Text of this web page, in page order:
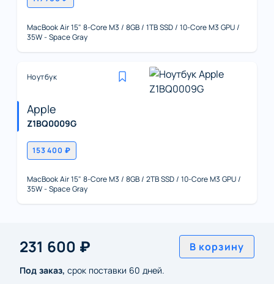
MacBook Air 15" 8-Core M3 / 8GB / 1TB SSD / 10-Core M3 GPU /
35W - Space Gray
Ноутбук
Apple
Z1BQ0009G
153 400 ₽
MacBook Air 15" 8-Core M3 / 8GB / 2TB SSD / 10-Core M3 GPU /
35W - Space Gray
231 600 ₽ В корзину
Под заказ, срок поставки 60 дней.